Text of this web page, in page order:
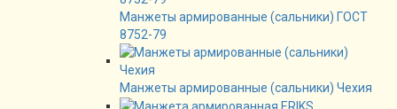
Манжеты армированные (сальники) ГОСТ
8752-79
Манжеты армированные (сальники) Чехия